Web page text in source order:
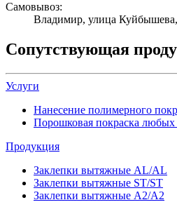
Самовывоз:
Владимир, улица
Сопутствующая
Услуги
Нанесение полимерного
Порошковая покраска любых
Продукция
Заклепки вытяжные AL/AL
Заклепки вытяжные ST/ST
Заклепки вытяжные A2/A2